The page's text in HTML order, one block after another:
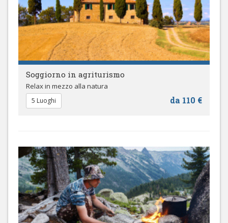
Soggiorno in agriturismo
Relax in mezzo alla natura
da 110 €
5 Luoghi